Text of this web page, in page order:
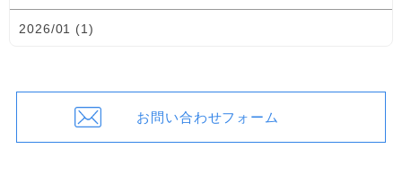
2026/01 (1)
お問い合わせフォーム